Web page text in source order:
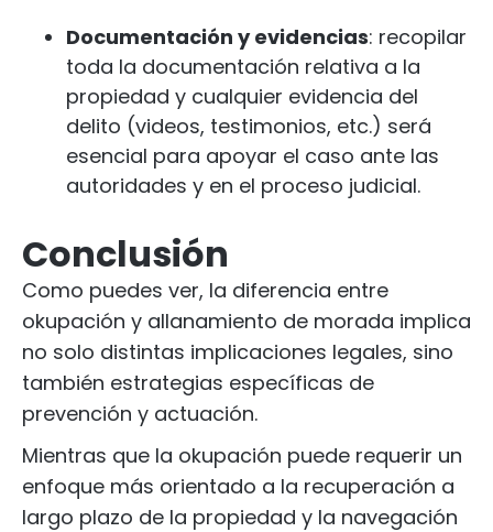
Documentación y evidencias: recopilar
toda la documentación relativa a la
propiedad y cualquier evidencia del
delito (videos, testimonios, etc.) será
esencial para apoyar el caso ante las
autoridades y en el proceso judicial.
Conclusión
Como puedes ver, la diferencia entre
okupación y allanamiento de morada implica
no solo distintas implicaciones legales, sino
también estrategias específicas de
prevención y actuación.
Mientras que la okupación puede requerir un
enfoque más orientado a la recuperación a
largo plazo de la propiedad y la navegación